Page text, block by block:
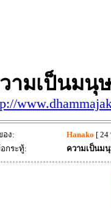
ามเป็นมนุ
อง: Hanako [ 24
กระทู้:
ความเป็นม